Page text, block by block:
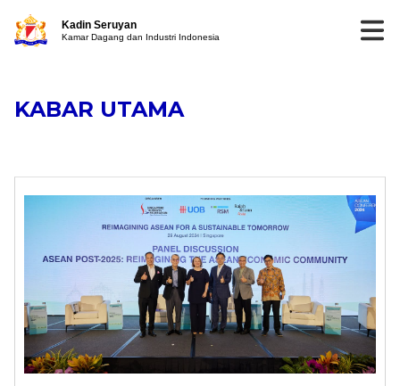
Kadin Seruyan
Kamar Dagang dan Industri Indonesia
KABAR UTAMA